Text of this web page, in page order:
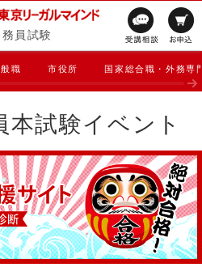
員試験
職 市役所 国家総合職・外務専
本試験イベント